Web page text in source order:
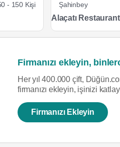
- 150 Kişi Şahinbey
Alaçatı Restaurant
Firmanızı ekleyin,
Her yıl 400.000 çift,
firmanızı ekleyin, işinizi
Firmanızı Ekleyin